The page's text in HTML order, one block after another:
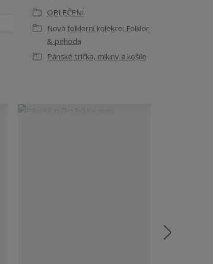
OBLEČENÍ
Nová folklorní kolekce: Folklor
& pohoda
Pánské trička, mikiny a košile